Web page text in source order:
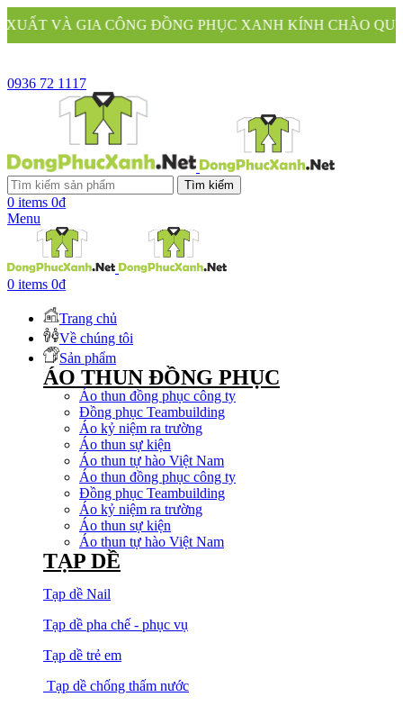
PHỤC XANH KÍNH CHÀO QUÝ KHÁCH
0936 72 1117
Tìm kiếm
0 items 0₫
Menu
0 items 0₫
Trang chủ
Về chúng tôi
Sản phẩm
ÁO THUN ĐỒNG PHỤC
Áo thun đồng phục công ty
Đồng phục Teambuilding
Áo kỷ niệm ra trường
Áo thun sự kiện
Áo thun tự hào Việt Nam
Áo thun đồng phục công ty
Đồng phục Teambuilding
Áo kỷ niệm ra trường
Áo thun sự kiện
Áo thun tự hào Việt Nam
TẠP DỀ
Tạp dề Nail
Tạp dề pha chế - phục vụ
Tạp dề trẻ em
Tạp dề chống thấm nước